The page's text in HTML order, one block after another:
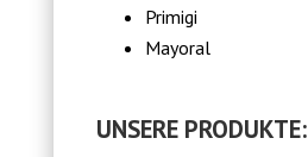
Primigi
Mayoral
UNSERE PRODUKTE: